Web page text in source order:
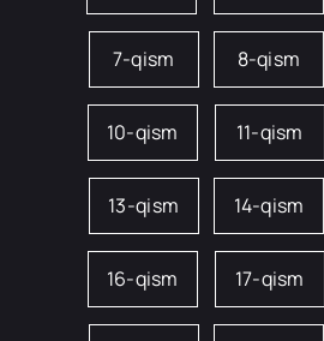
7-qism 8-qism
10-qism 11-qism
13-qism 14-qism
16-qism 17-qism